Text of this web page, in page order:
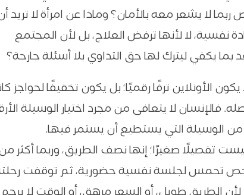
لا يشعر معه بالأمان؟ وماذا عن امرأة لا تريد
نفسية، لا لأنها ترفض العلاج، بل لأن المجتمع
بما يكفي ليترك لها حق التداوي بلا أسئلة جارحة؟
الأونلاين ترفًا رقميًا؛ بل يكون تخفيفًا لحواجز
فالإنسان لا يتعافى من مجرد اختيار الوسيلة
من الوسيلة التي يستطيع أن يستمر فيها.
تفصيلًا صغيرًا؛ إنها نصف الطريق، وربما أكثر
تحمس لجلسة نفسية حضورية، ثم توقفت
لأن الطريق طويل، أو السعر مرهق، أو الوقت لا